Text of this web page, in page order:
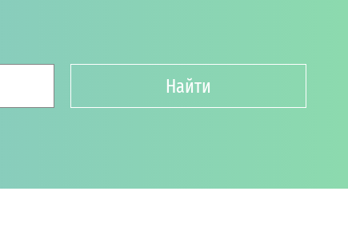
Найти